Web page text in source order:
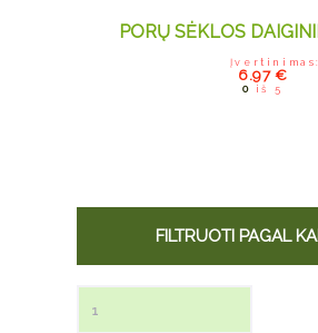
PORŲ SĖKLOS
Įvertinimas:
0 iš 5
6.97€
FILTRUOTI PAGAL
Min kaina